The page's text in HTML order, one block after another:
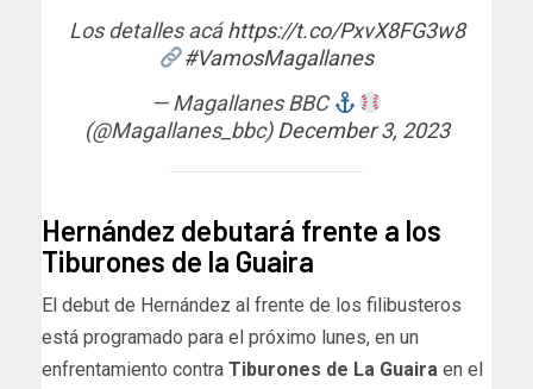
Los detalles acáhttps://t.co/PxvX8FG3w8
#VamosMagallanes
— Magallanes BBC
(@Magallanes_bbc)December 3, 2023
Hernández debutará frente a los
Tiburones de la Guaira
El debut de Hernández al frente de los filibusteros
está programado para el próximo lunes, en un
enfrentamiento contra Tiburones de La Guaira en el